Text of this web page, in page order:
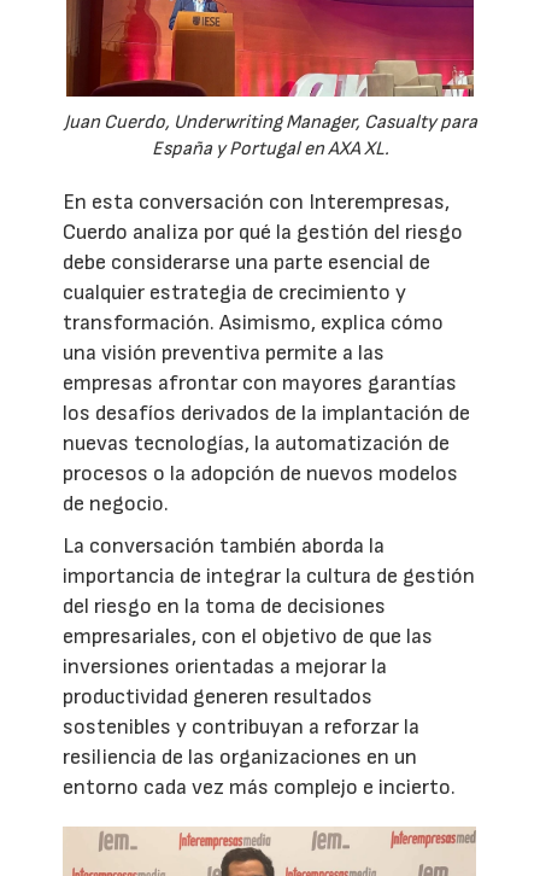
Juan Cuerdo, Underwriting Manager, Casualty para
España y Portugal en AXA XL.
En esta conversación con Interempresas,
Cuerdo analiza por qué la gestión del riesgo
debe considerarse una parte esencial de
cualquier estrategia de crecimiento y
transformación. Asimismo, explica cómo
una visión preventiva permite a las
empresas afrontar con mayores garantías
los desafíos derivados de la implantación de
nuevas tecnologías, la automatización de
procesos o la adopción de nuevos modelos
de negocio.
La conversación también aborda la
importancia de integrar la cultura de gestión
del riesgo en la toma de decisiones
empresariales, con el objetivo de que las
inversiones orientadas a mejorar la
productividad generen resultados
sostenibles y contribuyan a reforzar la
resiliencia de las organizaciones en un
entorno cada vez más complejo e incierto.